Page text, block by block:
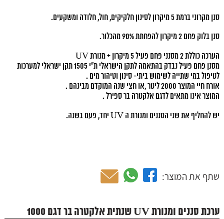
סנן מקרוני ברמת 5 מיקרון לסינון חלקיקים, חול, חלודה ומשקעים.
סנן בלוק פחם 2 מיקרון להפחתת 90% מהכלור.
הערכה כוללת 2 מסנני פחם פעיל 5 מיקרון + מנורת UV
מסנן פחם פעיל נבדק בהתאמה לתקן הישראלי ת"י 1505 תקן ישראלי למערכות
לטיפול במי שתייה לשימוש ביתי- סינון וטיהור מים .
אורח חיי המוצר 2000 ליטר ,או חצי שנה המוקדם מבינהם .
המוצר אינו מתאים לדגם אלקטרה בר ספירל .
יש להחליף את שני הסננים ומנורת ה UV יחד, פעם בשנה.
שתף את המוצר:
ערכת סננים ומנורת UV שנתית אלקטרה בר דגם 1000